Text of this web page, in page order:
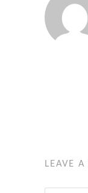
LEAVE A